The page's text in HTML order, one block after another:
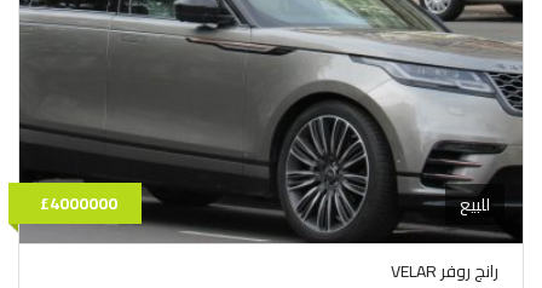
للبيع £4000000
رانج روفر VELAR